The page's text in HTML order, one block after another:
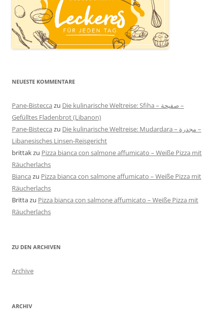
NEUESTE KOMMENTARE
Pane-Bistecca zu Die kulinarische Weltreise: Sfiha – صفيحة –
Gefülltes Fladenbrot (Libanon)
Pane-Bistecca zu Die kulinarische Weltreise: Mudardara – مجدرة –
Libanesisches Linsen-Reisgericht
brittakzu Pizza bianca con salmone affumicato – Weiße Pizza mit
Räucherlachs
Bianca zu Pizza bianca con salmone affumicato – Weiße Pizza mit
Räucherlachs
Brittazu Pizza bianca con salmone affumicato – Weiße Pizza mit
Räucherlachs
ZU DEN ARCHIVEN
Archive
ARCHIV